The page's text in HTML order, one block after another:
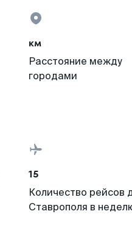
км
Расстояние между
городами
15
Количество рейсов
Ставрополя в